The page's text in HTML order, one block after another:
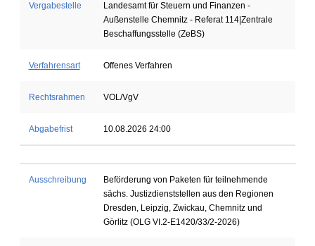
Vergabestelle
Landesamt für Steuern und Finanzen -
Außenstelle Chemnitz - Referat 114|Zentrale
Beschaffungsstelle (ZeBS)
Verfahrensart Offenes Verfahren
Rechtsrahmen VOL/VgV
Abgabefrist 10.08.2026 24:00
Ausschreibung
Beförderung von Paketen für teilnehmende
sächs. Justizdienststellen aus den Regionen
Dresden, Leipzig, Zwickau, Chemnitz und
Görlitz (OLG VI.2-E1420/33/2-2026)